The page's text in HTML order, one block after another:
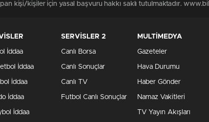
kişi/kişiler için yasal başvuru hakkı saklı tutulmaktadır.
İddaa
İddaa
İddaa
İddaa
İddaa
SERVİSLER 2
Canlı Borsa
Canlı Sonuçlar
Canlı TV
Futbol Canlı Sonuçlar
MULTİMEDYA
Gazeteler
Hava Durumu
Haber Gönder
Namaz Vakitleri
TV Yayın Akışları